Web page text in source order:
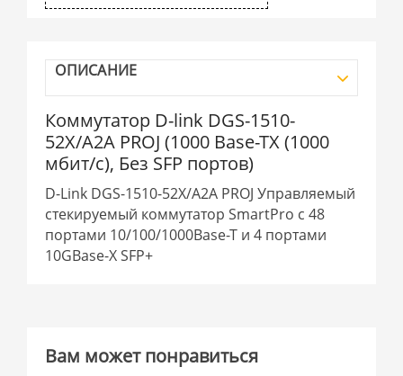
ОПИСАНИЕ
Коммутатор D-link DGS-1510-
52X/A2A PROJ (1000 Base-TX (1000
мбит/с), Без SFP портов)
D-Link DGS-1510-52X/A2A PROJ Управляемый
стекируемый коммутатор SmartPro с 48
портами 10/100/1000Base-T и 4 портами
10GBase-X SFP+
Вам может понравиться